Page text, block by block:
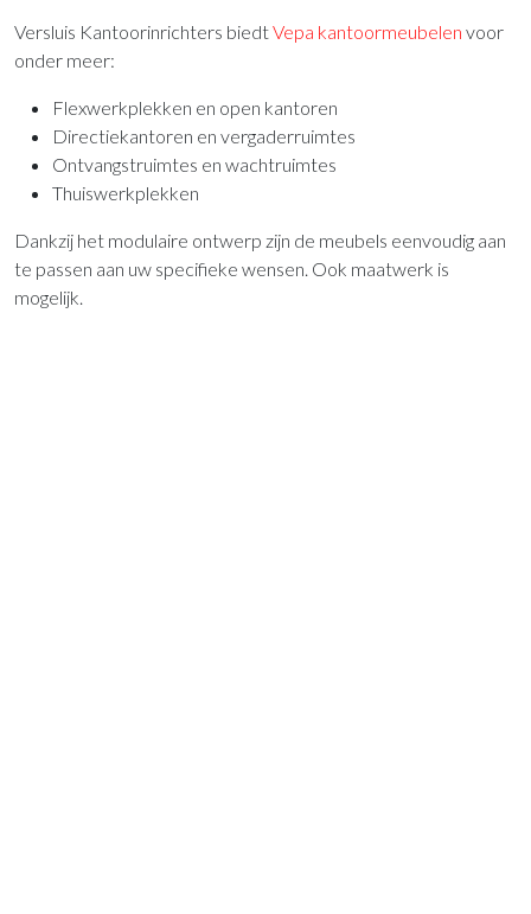
Versluis Kantoorinrichters biedtVepa kantoormeubelen voor
onder meer:
Flexwerkplekken en open kantoren
Directiekantoren en vergaderruimtes
Ontvangstruimtes en wachtruimtes
Thuiswerkplekken
Dankzij het modulaire ontwerp zijn de meubels eenvoudig aan
te passen aan uw specifieke wensen. Ook maatwerk is
mogelijk.